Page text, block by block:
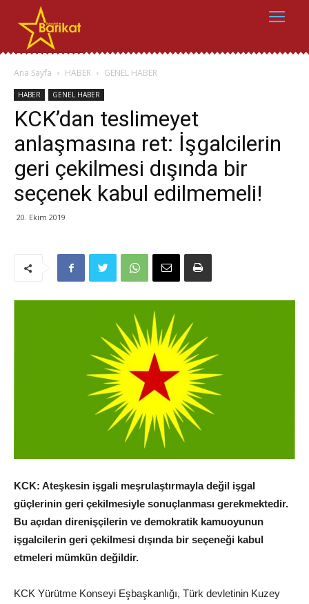
Ana Sayfa HABER GENEL HABER
HABER GENEL HABER
KCK’dan teslimeyet
anlaşmasına ret: İşgalcilerin
geri çekilmesi dışında bir
seçenek kabul edilmemeli!
20. Ekim 2019
KCK: Ateşkesin işgali meşrulaştırmayla değil işgal
güçlerinin geri çekilmesiyle sonuçlanması gerekmektedir.
Bu açıdan direnişçilerin ve demokratik kamuoyunun
işgalcilerin geri çekilmesi dışında bir seçeneği kabul
etmeleri mümkün değildir.
KCK Yürütme Konseyi Eşbaşkanlığı, Türk devletinin Kuzey